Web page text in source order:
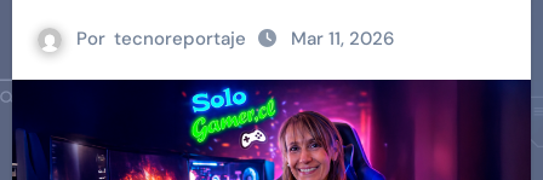
Por tecnoreportaje Mar 11, 2026